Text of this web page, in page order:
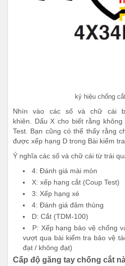
ký hiệu chống
Nhìn vào các số và chữ cái
khiên. Dấu X cho biết rằng
Test. Bạn cũng có thể thấy rằng
được xếp hạng D trong Bài kiểm
Ý nghĩa các số và chữ cái từ trái
4: Đánh giá mài mòn
X: xếp hạng cắt (Coup Test)
3: Xếp hạng xé
4: Đánh giá đâm thủng
D: Cắt (TDM-100)
P: Xếp hạng bảo vệ chống
vượt qua bài kiểm tra bảo vệ
đạt / không đạt)
Cấp độ găng tay chống cắt